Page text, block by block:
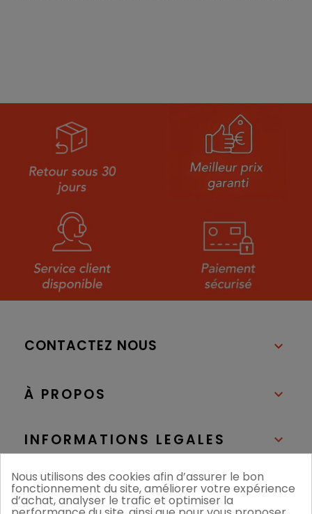
CONTACTEZ NOUS 
À PROPOS 
INFORMATIONS LEGALES 
NOS BOUTIQUES 
Nous utilisons des cookies afin d’assurer le bon
fonctionnement du site, améliorer votre expérience
d’achat, analyser le trafic et optimiser la